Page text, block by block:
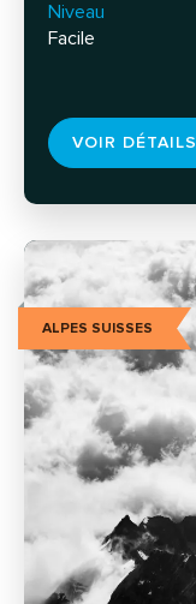
Niveau
Facile
VOIR DÉTAILS
ALPES SUISSES